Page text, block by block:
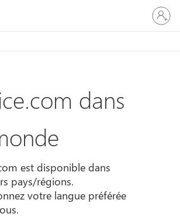
vous
à
compte
dans
est disponible dans
pays/régions.
votre langue préférée